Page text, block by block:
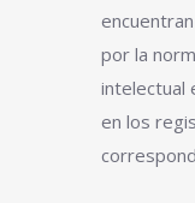
por la
intelectual
en los